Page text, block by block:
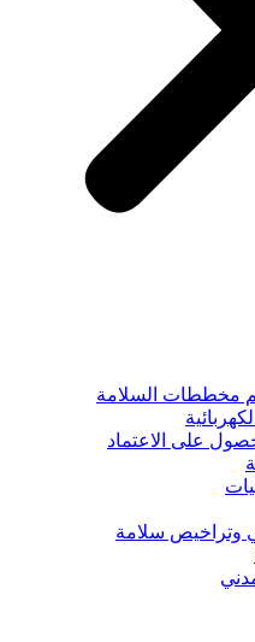
مخططات السلامة
على الاعتماد
وتراخيص سلامة